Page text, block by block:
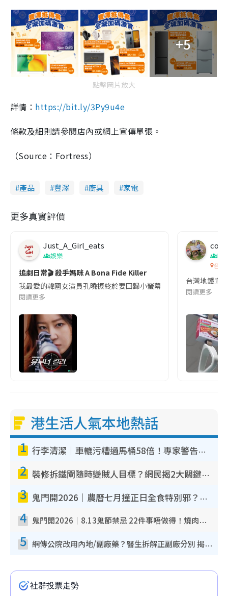
+5
點擊圖片放大
詳情： https://bit.ly/3Py9u4e
條款及細則請參閱店內或網上宣傳單張。
（Source：Fortress）
產品 豐澤 廚具 家電
更多真實評價
Just_A_Girl_eats
娛樂
追劇日常🎬 殺手媽咪 A Bona Fide Killer
我最愛的韓國女演員孔曉振終於要回歸小螢幕啦!這次的劇本改編
閱讀更多
co
吹
台灣
台灣地鐵宣
閱讀更多
港生活人氣本地熱話
1 行李清潔｜車轆污糟過馬桶58倍！專家警告忌用酒精抹 教1招免污手除菌
2 裝修拆鐵閘隨時變賊人目標？網民揭2大關鍵用途：裝新式等於白裝？附新舊鐵閘分別
3 鬼門開2026｜農曆七月撞正日全食特別邪？專家警告切忌做一事！揭4大禁忌+2招保平安
4 鬼門開2026｜8.13鬼節禁忌 22件事唔做得！燒肉、刺身要少食？半夜勿吹口哨/打呢個電話
5 網傳公院改用內地/副廠藥？醫生拆解正副廠分別 揭4類人換藥隨時出事